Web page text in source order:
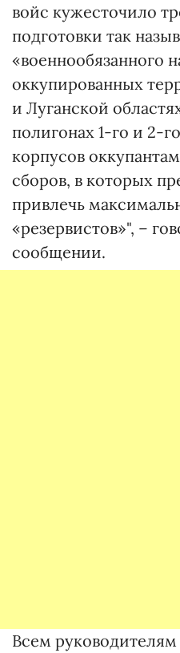
войс кужесточило
подготовки так
«военнообязанного
оккупированных
и Луганской
полигонах 1-го и 2-
корпусов
сборов, в которых
привлечь
«резервистов»", –
сообщении.
Всем руководителям